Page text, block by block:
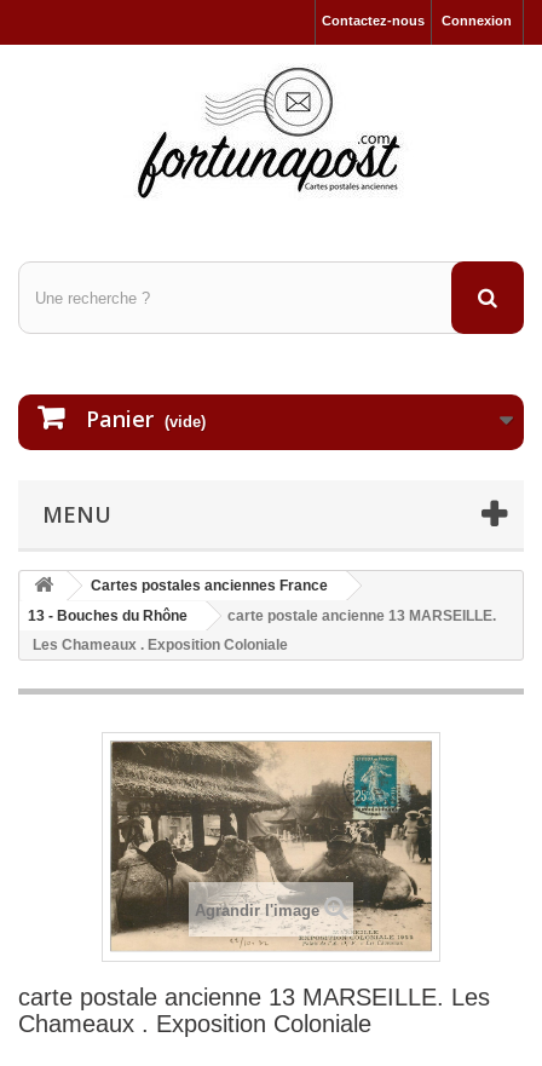
Connexion
Contactez-nous
Panier (vide)
MENU
Cartes postales anciennes France
13 - Bouches du Rhône
carte postale ancienne 13 MARSEILLE.
Les Chameaux . Exposition Coloniale
Agrandir l'image
carte postale ancienne 13 MARSEILLE. Les
Chameaux . Exposition Coloniale